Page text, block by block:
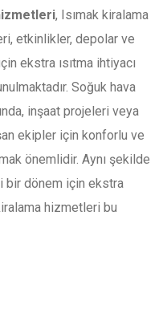
, Isımak kiralama
etkinlikler, depolar ve
ekstra ısıtma ihtiyacı
Soğuk hava
inşaat projeleri veya
ekipler için konforlu ve
önemlidir. Aynı şekilde
bir dönem için ekstra
hizmetleri bu